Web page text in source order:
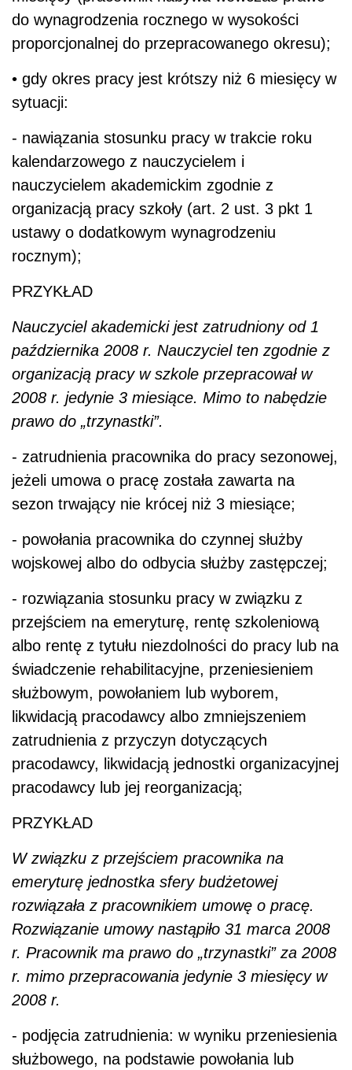
do wynagrodzenia rocznego w wysokości
proporcjonalnej do przepracowanego okresu);
• gdy okres pracy jest krótszy niż 6 miesięcy w
sytuacji:
- nawiązania stosunku pracy w trakcie roku
kalendarzowego z nauczycielem i
nauczycielem akademickim zgodnie z
organizacją pracy szkoły (art. 2 ust. 3 pkt 1
ustawy o dodatkowym wynagrodzeniu
rocznym);
PRZYKŁAD
Nauczyciel akademicki jest zatrudniony od 1
października 2008 r. Nauczyciel ten zgodnie z
organizacją pracy w szkole przepracował w
2008 r. jedynie 3 miesiące. Mimo to nabędzie
prawo do „trzynastki”.
- zatrudnienia pracownika do pracy sezonowej,
jeżeli umowa o pracę została zawarta na
sezon trwający nie krócej niż 3 miesiące;
- powołania pracownika do czynnej służby
wojskowej albo do odbycia służby zastępczej;
- rozwiązania stosunku pracy w związku z
przejściem na emeryturę, rentę szkoleniową
albo rentę z tytułu niezdolności do pracy lub na
świadczenie rehabilitacyjne, przeniesieniem
służbowym, powołaniem lub wyborem,
likwidacją pracodawcy albo zmniejszeniem
zatrudnienia z przyczyn dotyczących
pracodawcy, likwidacją jednostki organizacyjnej
pracodawcy lub jej reorganizacją;
PRZYKŁAD
W związku z przejściem pracownika na
emeryturę jednostka sfery budżetowej
rozwiązała z pracownikiem umowę o pracę.
Rozwiązanie umowy nastąpiło 31 marca 2008
r. Pracownik ma prawo do „trzynastki” za 2008
r. mimo przepracowania jedynie 3 miesięcy w
2008 r.
- podjęcia zatrudnienia: w wyniku przeniesienia
służbowego, na podstawie powołania lub